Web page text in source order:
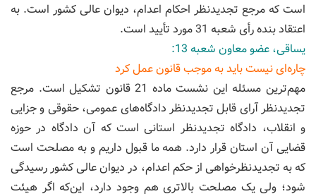
است که مرجع تجدیدنظر احکام اعدام، دیوان عالی کشور است. به
اعتقاد بنده رأی شعبه 31 مورد تأیید است.
یساقی، عضو معاون شعبه 13:
چاره‌ای نیست باید به موجب قانون عمل کرد
مهم‌ترین مسئله این نشست ماده 21 قانون تشکیل است. مرجع
تجدیدنظر آرای قابل تجدیدنظر دادگاه‌های عمومی، حقوقی و جزایی
و انقلاب، دادگاه تجدیدنظر استانی است که آن دادگاه در حوزه
قضایی آن استان قرار دارد. همه ما قبول داریم و به مصلحت است
که به تجدیدنظرخواهی از حکم اعدام، در دیوان عالی کشور رسیدگی
شود؛ ولی یک مصلحت بالاتری هم وجود دارد، این‌که اگر هیئت